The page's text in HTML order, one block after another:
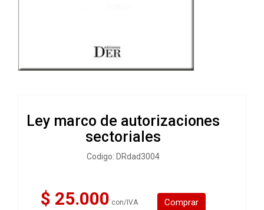
Ley marco de autorizaciones
sectoriales
Codigo: DRdad3004
$ 25.000 con/IVA Comprar